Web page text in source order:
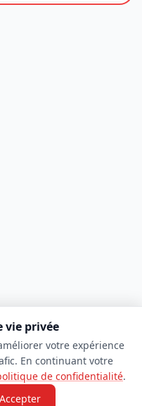
vie privée
votre expérience
En continuant votre
de confidentialité.
Accepter